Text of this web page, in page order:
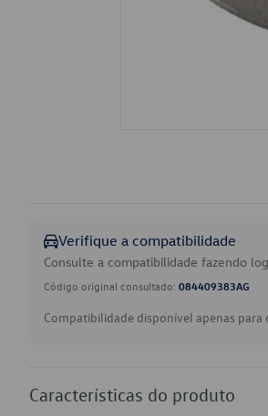
Verifique a compatibilidade
Consulte a compatibilidade fazendo
Código original consultado: 084409383AG
Compatibilidade disponível apenas para
Características do produto